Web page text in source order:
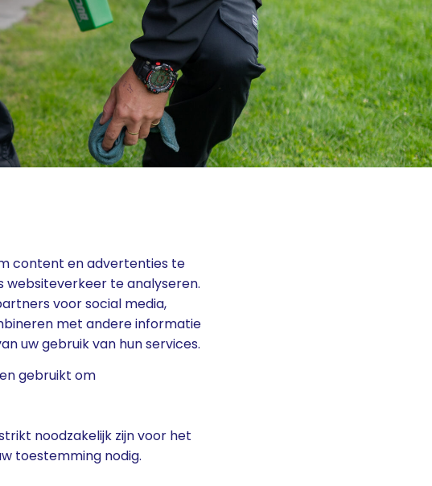
content en advertenties te
websiteverkeer te analyseren.
voor social media,
met andere informatie
uw gebruik van hun services.
gebruikt om
noodzakelijk zijn voor het
toestemming nodig.